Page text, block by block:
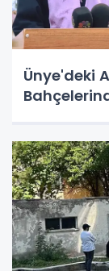
Ünye'deki